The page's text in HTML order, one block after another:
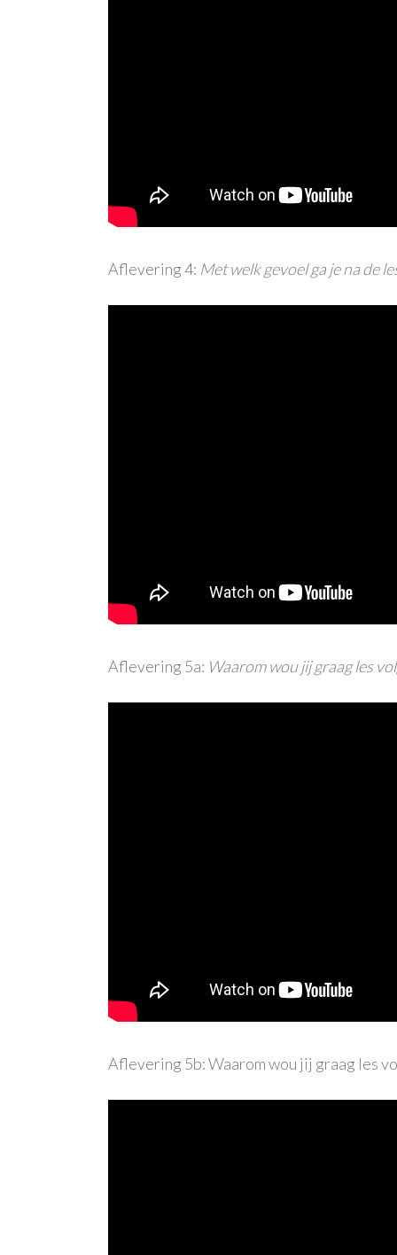
Aflevering 4: Met welk gevoel ga je na de
Aflevering 5a: Waarom wou jij graag les
Aflevering 5b: Waarom wou jij graag les